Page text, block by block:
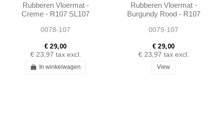
Rubberen Vloermat -
Creme - R107 SL107
0078-107
€ 29,00
€ 23,97 tax excl.
In winkelwagen
Rubberen Vloermat -
Burgundy Rood - R107
0079-107
€ 29,00
€ 23,97 tax excl.
View